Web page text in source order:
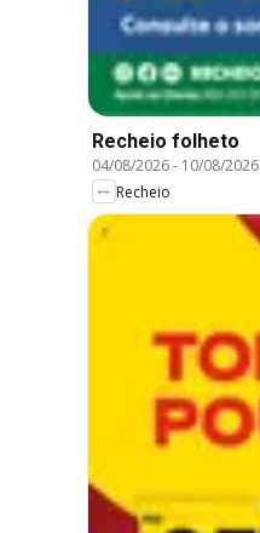
Recheio folheto
04/08/2026- 10/08/2026
Recheio